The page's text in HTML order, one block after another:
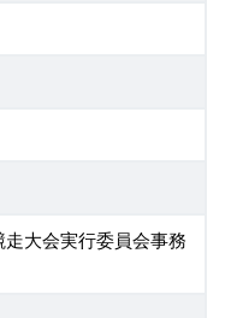
大会実行委員会事務